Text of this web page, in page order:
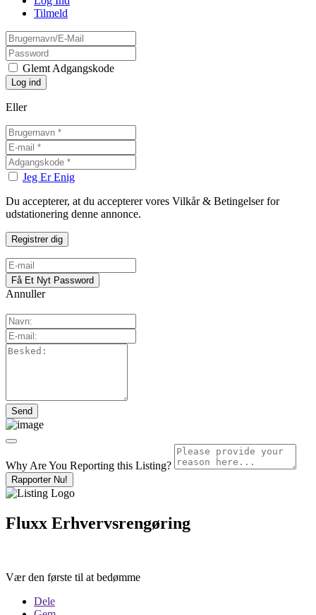
Tilmeld
Glemt Adgangskode
Eller
Jeg Er Enig
Du accepterer, at du accepterer vores Vilkår & Betingelser for
udstationering denne annonce.
Annuller
Why Are You Reporting this Listing?
Rapporter Nu!
Fluxx Erhvervsrengøring
Vær den første til at bedømme
Dele